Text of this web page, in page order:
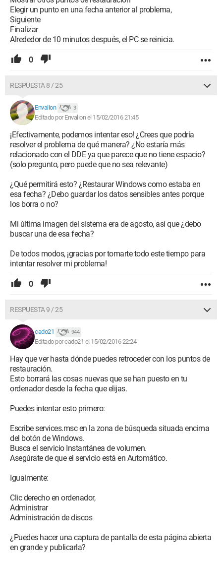
Elegir un punto en una fecha anterior al problema,
Siguiente
Finalizar
Alrededor de 10 minutos después, el PC se reinicia.
0
RESPUESTA 8 / 25
Envalion 3
Editado por Envalion el 15/02/2016 21:45
¡Efectivamente, podemos intentar eso! ¿Crees que podría
resolver el problema de qué manera? ¿No estaría más
relacionado con el DDE ya que parece que no tiene espacio?
(solo pregunto, pero puede que no sea relevante)
¿Qué permitirá esto? ¿Restaurar Windows como estaba en
esa fecha? ¿Debo guardar los datos sensibles antes porque
los borra o no?
Mi última imagen del sistema era de agosto, así que ¿debo
buscar una de esa fecha?
De todos modos, ¡gracias por tomarte todo este tiempo para
intentar resolver mi problema!
0
RESPUESTA 9 / 25
cado21 944
Editado por cado21 el 15/02/2016 22:24
Hay que ver hasta dónde puedes retroceder con los puntos de
restauración.
Esto borrará las cosas nuevas que se han puesto en tu
ordenador desde la fecha que elijas.
Puedes intentar esto primero:
Escribe services.msc en la zona de búsqueda situada encima
del botón de Windows.
Busca el servicio Instantánea de volumen.
Asegúrate de que el servicio está en Automático.
Igualmente:
Clic derecho en ordenador,
Administrar
Administración de discos
¿Puedes hacer una captura de pantalla de esta página abierta
en grande y publicarla?